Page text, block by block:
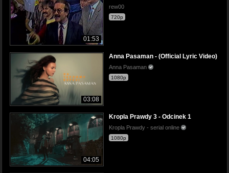
01:53
rew00
720p
03:08
Anna Pasaman - (Official Lyric Video)
Anna Pasaman
1080p
04:05
Kropla Prawdy 3 - Odcinek 1
Kropla Prawdy - serial online
1080p